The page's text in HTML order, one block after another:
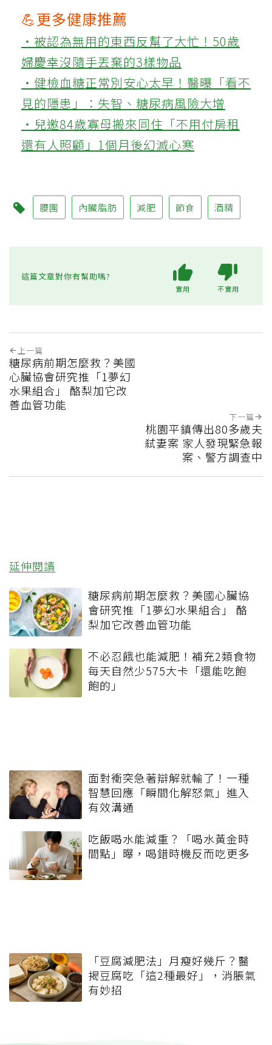
💪更多健康推薦
‧被認為無用的東西反幫了大忙！50歲
婦慶幸沒隨手丟棄的3樣物品
‧健檢血糖正常別安心太早！醫曝「看不
見的隱患」：失智、糖尿病風險大增
‧兒邀84歲寡母搬來同住「不用付房租
還有人照顧」1個月後幻滅心寒
腰圍 內臟脂肪 減肥 節食 酒精
這篇文章對你有幫助嗎?
實用 不實用
上一篇
糖尿病前期怎麼救？美國
心臟協會研究推「1夢幻
水果組合」 酪梨加它改
善血管功能
下一篇
桃園平鎮傳出80多歲夫
弒妻案 家人發現緊急報
案、警方調查中
延伸閱讀
糖尿病前期怎麼救？美國心臟協
會研究推「1夢幻水果組合」 酪
梨加它改善血管功能
不必忍餓也能減肥！補充2類食物
每天自然少575大卡「還能吃飽
飽的」
面對衝突急著辯解就輸了！一種
智慧回應「瞬間化解怒氣」進入
有效溝通
吃飯喝水能減重？「喝水黃金時
間點」曝，喝錯時機反而吃更多
「豆腐減肥法」月瘦好幾斤？醫
揭豆腐吃「這2種最好」，消脹氣
有妙招